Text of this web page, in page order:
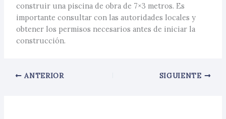
construir una piscina de obra de 7×3 metros. Es
importante consultar con las autoridades locales y
obtener los permisos necesarios antes de iniciar la
construcción.
ANTERIOR SIGUIENTE